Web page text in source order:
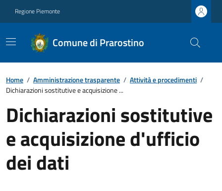
Regione Piemonte
Comune di Prarostino
Home / Amministrazione trasparente / Attività e procedimenti /
Dichiarazioni sostitutive e acquisizione ...
Dichiarazioni sostitutive
e acquisizione d'ufficio
dei dati